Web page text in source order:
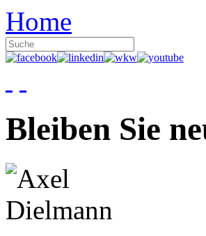
Home
Bleiben Sie